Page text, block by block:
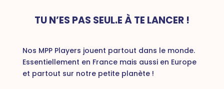
TU N’ES PAS SEUL.E À TE LANCER !
Nos MPP Players jouent partout dans le monde.
Essentiellement en France mais aussi en Europe
et partout sur notre petite planète !